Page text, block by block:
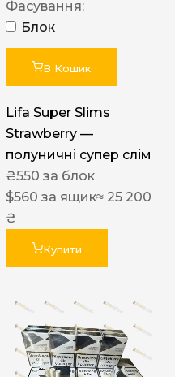
Фасування:
Блок
В Кошик
Lifa Super Slims
Strawberry —
полуничні супер слім
₴550 за блок
$560 за ящик≈ 25 200
₴
Купити